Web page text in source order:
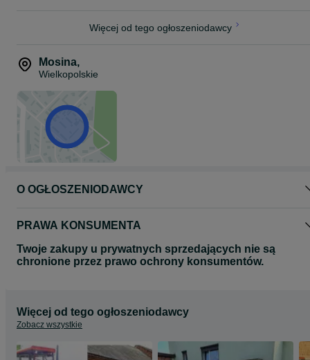
POSIADAM RÓWNIEŻ MASKI
--> METALOWE ORGINALNE
Kabina estetycznie wykonana, gotowa do montażu.
->Wysyłka na terenie całej Polski
-> W ofercie posiadam również maski metalowe oraz z tworzywa.
Zapraszam do kontaktu telefonicznego.
‼️667x669x266‼️
KoźminWielkopolski]
__ Zapraszam do kontaktu – chętnie udzielę dodatkowych
Więcej od tego ogłoszeniodawcy
Mosina,
Wielkopolskie
O OGŁOSZENIODAWCY
PRAWA KONSUMENTA
Twoje zakupy u prywatnych sprzedających nie są
chronione przez prawo ochrony konsumentów.
Więcej od tego ogłoszeniodawcy
Zobacz wszystkie